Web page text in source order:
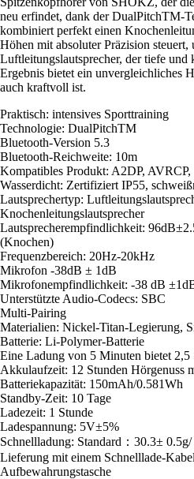
neu erfindet, dank der DualPitchTM-
kombiniert perfekt einen
Höhen mit absoluter Präzision steuert,
Luftleitungslautsprecher, der tiefe und
Ergebnis bietet ein unvergleichliches
auch kraftvoll ist.
Praktisch: intensives Sporttraining
Technologie: DualPitchTM
Bluetooth-Version 5.3
Bluetooth-Reichweite: 10m
Kompatibles Produkt: A2DP,
Wasserdicht: Zertifiziert IP55,
Lautsprechertyp:
Knochenleitungslautsprecher
Lautsprecherempfindlichkeit:
(Knochen)
Frequenzbereich: 20Hz-20kHz
Mikrofon -38dB ± 1dB
Mikrofonempfindlichkeit: -38 dB
Unterstützte Audio-Codecs: SBC
Multi-Pairing
Materialien: Nickel-Titan-Legierung,
Batterie: Li-Polymer-Batterie
Eine Ladung von 5 Minuten bietet
Akkulaufzeit: 12 Stunden Hörgenuss
Batteriekapazität: 150mAh/0.581Wh
Standby-Zeit: 10 Tage
Ladezeit: 1 Stunde
Ladespannung: 5V±5%
Schnellladung: Standard：30.3±
Lieferung mit einem Schnelllade-
Aufbewahrungstasche